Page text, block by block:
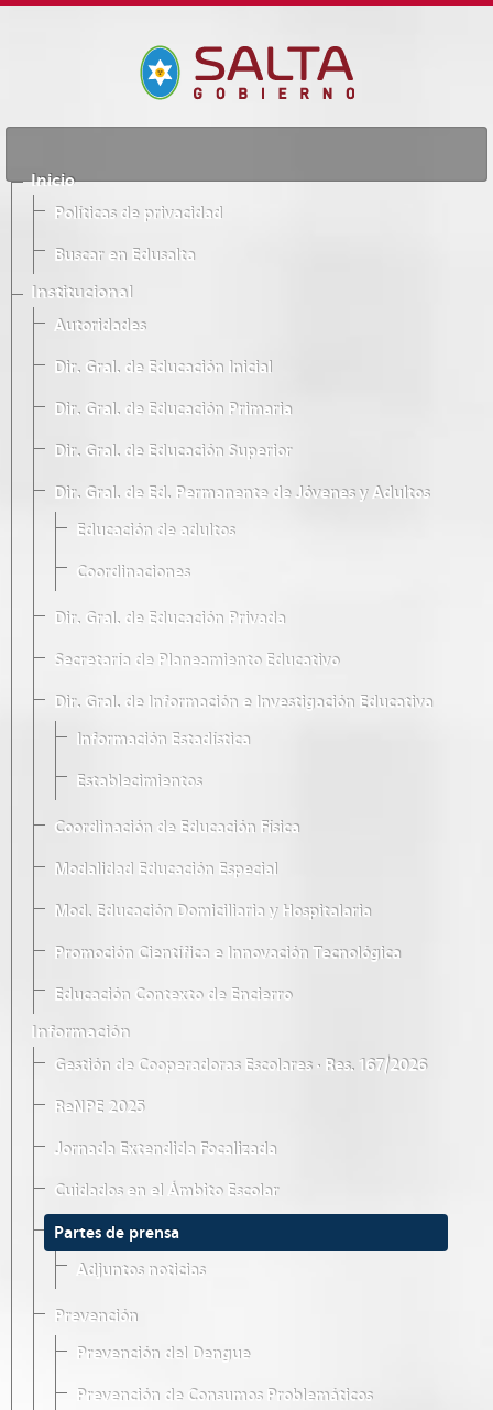
Inicio
Políticas de privacidad
Buscar en Edusalta
Institucional
Autoridades
Dir. Gral. de Educación Inicial
Dir. Gral. de Educación Primaria
Dir. Gral. de Educación Superior
Dir. Gral. de Ed. Permanente de Jóvenes y Adultos
Educación de adultos
Coordinaciones
Dir. Gral. de Educación Privada
Secretaría de Planeamiento Educativo
Dir. Gral. de Información e Investigación Educativa
Información Estadística
Establecimientos
Coordinación de Educación Física
Modalidad Educación Especial
Mod. Educación Domiciliaria y Hospitalaria
Promoción Científica e Innovación Tecnológica
Educación Contexto de Encierro
Información
Gestión de Cooperadoras Escolares · Res. 167/2026
ReNPE 2025
Jornada Extendida Focalizada
Cuidados en el Ámbito Escolar
Partes de prensa
Adjuntos noticias
Prevención
Prevención del Dengue
Prevención de Consumos Problemáticos